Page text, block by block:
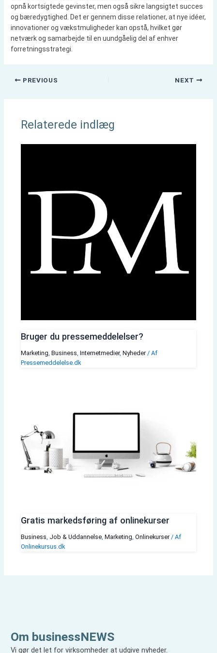
opnå kortsigtede gevinster, men også sikre langsigtet succes
og bæredygtighed. Det er gennem disse relationer, at nye idéer,
innovationer og vækstmuligheder kan opstå, hvilket gør
netværk og samarbejde til en uundgåelig del af enhver
forretningsstrategi.
PREVIOUS NEXT
Relaterede indlæg
Bruger du pressemeddelelser?
Marketing Business Internetmedier, Nyheder/ Af
Pressemeddelelse.dk
Gratis markedsføring af onlinekurser
Business Job & Uddannelse, Marketing Onlinekurser/ Af
Onlinekursus.dk
Om businessNEWS
Vi gør det let for virksomheder at udgive nyheder.